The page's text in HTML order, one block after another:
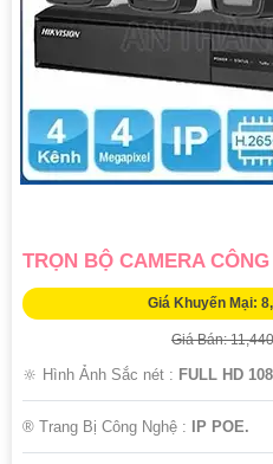
TRỌN BỘ CAMERA
Giá Khuyến Mại:
Giá Bán:
🔆 Hình Ảnh Sắc nét : FULL HD
®️ Trang Bị Công Nghệ : IP POE.